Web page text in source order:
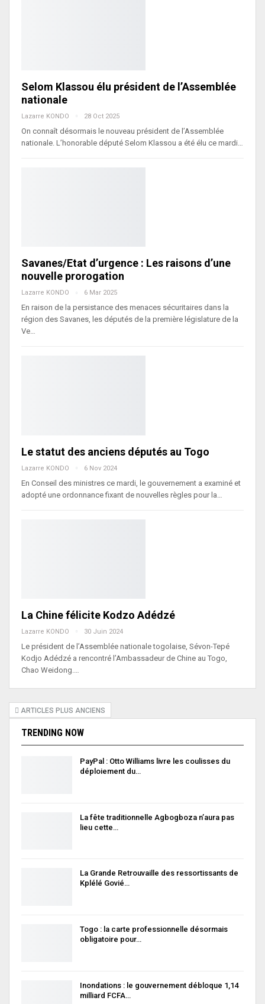
Selom Klassou élu président de l’Assemblée
nationale
Lazarre KONDO 28 Oct 2025
On connaît désormais le nouveau président de l’Assemblée
nationale. L’honorable député Selom Klassou a été élu ce mardi…
Savanes/Etat d’urgence : Les raisons d’une
nouvelle prorogation
Lazarre KONDO 6 Mar 2025
En raison de la persistance des menaces sécuritaires dans la
région des Savanes, les députés de la première législature de la
Ve…
Le statut des anciens députés au Togo
Lazarre KONDO 6 Nov 2024
En Conseil des ministres ce mardi, le gouvernement a examiné et
adopté une ordonnance fixant de nouvelles règles pour la…
La Chine félicite Kodzo Adédzé
Lazarre KONDO 30 Juin 2024
Le président de l’Assemblée nationale togolaise, Sévon-Tepé
Kodjo Adédzé a rencontré l’Ambassadeur de Chine au Togo,
Chao Weidong.…
ARTICLES PLUS ANCIENS
TRENDING NOW
PayPal : Otto Williams livre les coulisses du
déploiement du…
La fête traditionnelle Agbogboza n’aura pas
lieu cette…
La Grande Retrouvaille des ressortissants de
Kplélé Govié…
Togo : la carte professionnelle désormais
obligatoire pour…
Inondations : le gouvernement débloque 1,14
milliard FCFA…